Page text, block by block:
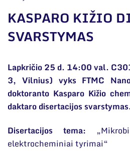
organizacijose bei
Bendri rekvizitai
Darbuotojų
KASPARO KIŽIO
SVARSTYMAS
Lapkričio 25 d. 14:00 val.
3, Vilnius) vyks FTMC
doktoranto Kasparo Kižio
daktaro disertacijos
Disertacijos tema:
elektrocheminiai tyrimai“